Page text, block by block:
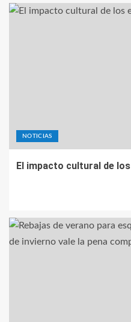
NOTICIAS
El impacto cultural de